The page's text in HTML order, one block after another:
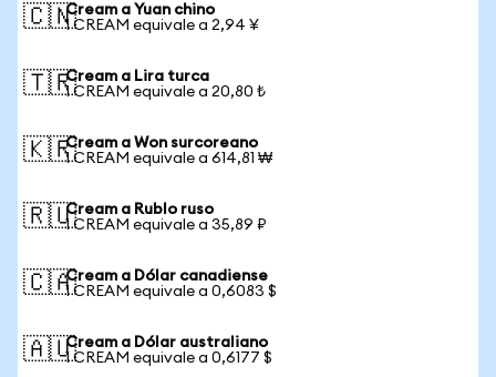
🇨🇳Cream a Yuan chino
1 CREAM equivale a 2,94 ¥
🇹🇷Cream a Lira turca
1 CREAM equivale a 20,80 ₺
🇰🇷Cream a Won surcoreano
1 CREAM equivale a 614,81 ₩
🇷🇺Cream a Rublo ruso
1 CREAM equivale a 35,89 ₽
🇨🇦Cream a Dólar canadiense
1 CREAM equivale a 0,6083 $
🇦🇺Cream a Dólar australiano
1 CREAM equivale a 0,6177 $